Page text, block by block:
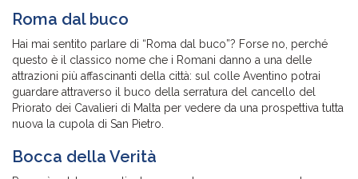
Roma dal buco
Hai mai sentito parlare di “Roma dal buco”? Forse no, perché
questo è il classico nome che i Romani danno a una delle
attrazioni più affascinanti della città: sul colle Aventino potrai
guardare attraverso il buco della serratura del cancello del
Priorato dei Cavalieri di Malta per vedere da una prospettiva tutta
nuova la cupola di San Pietro.
Bocca della Verità